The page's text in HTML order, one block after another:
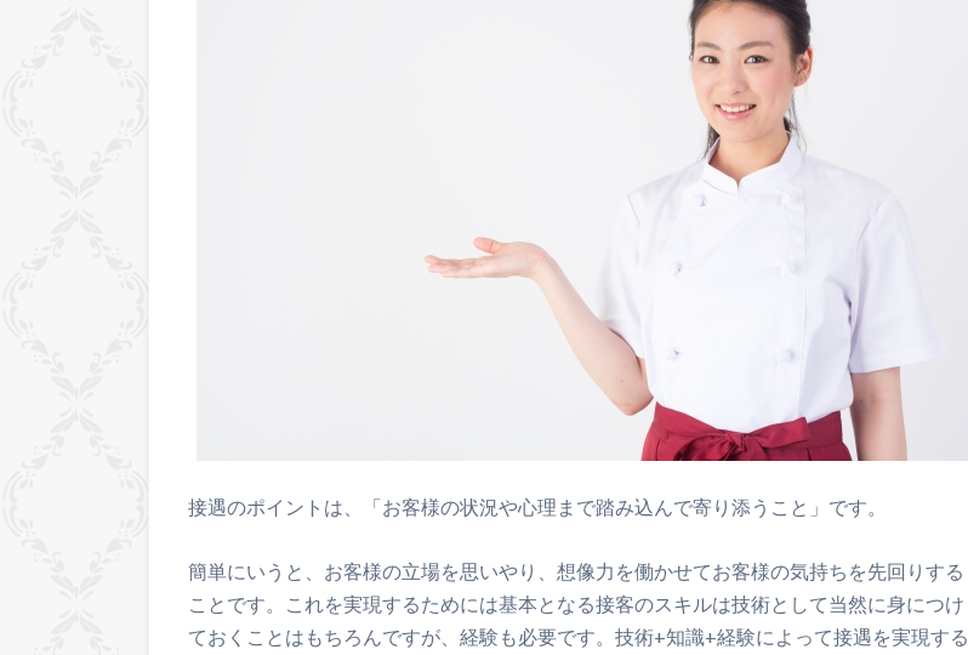
接遇のポイントは、「お客様の状況や心理まで踏み込んで寄り添うこと」です。
簡単にいうと、お客様の立場を思いやり、想像力を働かせてお客様の気持ちを先回りする
ことです。これを実現するためには基本となる接客のスキルは技術として当然に身につけ
ておくことはもちろんですが、経験も必要です。技術+知識+経験によって接遇を実現する